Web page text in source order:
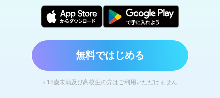
無料ではじめる
› 18歳未満及び高校生の方はご利用いただけません